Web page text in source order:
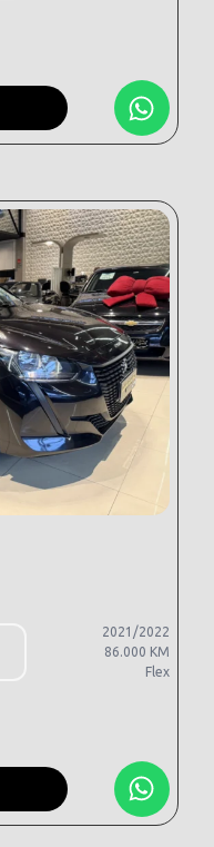
2021/2022
86.000 KM
Flex